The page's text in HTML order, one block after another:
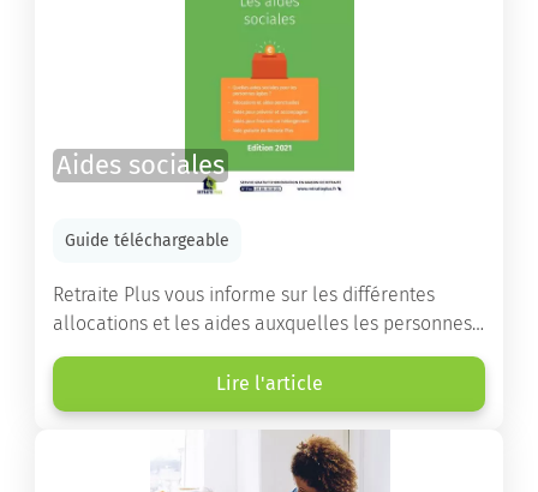
Aides sociales
Guide téléchargeable
Retraite Plus vous informe sur les différentes
allocations et les aides auxquelles les personnes
âgées ont droit pour financer un séjour en maison
de retraite ou un maintien à domicile.
Lire l'article